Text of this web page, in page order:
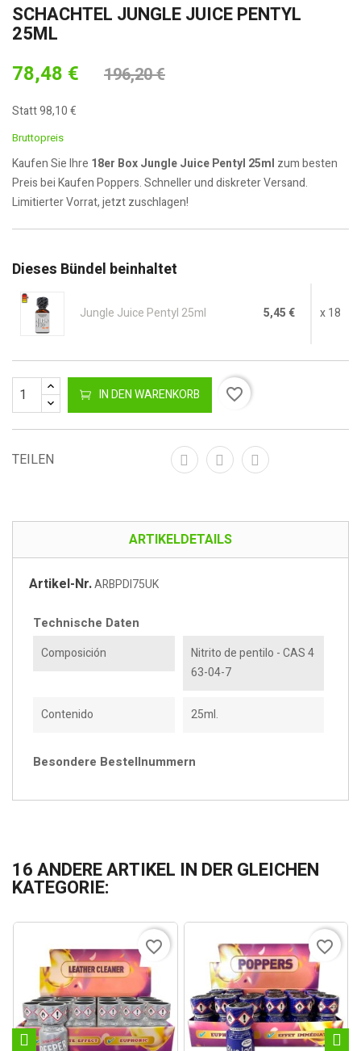
SCHACHTEL JUNGLE JUICE PENTYL
25ML
78,48 € 196,20 €
Statt 98,10 €
Bruttopreis
Kaufen Sie Ihre 18er Box Jungle Juice Pentyl 25ml zum besten
Preis bei Kaufen Poppers. Schneller und diskreter Versand.
Limitierter Vorrat, jetzt zuschlagen!
Dieses Bündel beinhaltet
Jungle Juice Pentyl 25ml 5,45 € x 18
IN DEN WARENKORB favorite_border
TEILEN
ARTIKELDETAILS
Artikel-Nr.ARBPDI75UK
Technische Daten
Composición
Nitrito de pentilo - CAS 4
63-04-7
Contenido 25ml.
Besondere Bestellnummern
16 ANDERE ARTIKEL IN DER GLEICHEN
KATEGORIE:
favorite_border favorite_border